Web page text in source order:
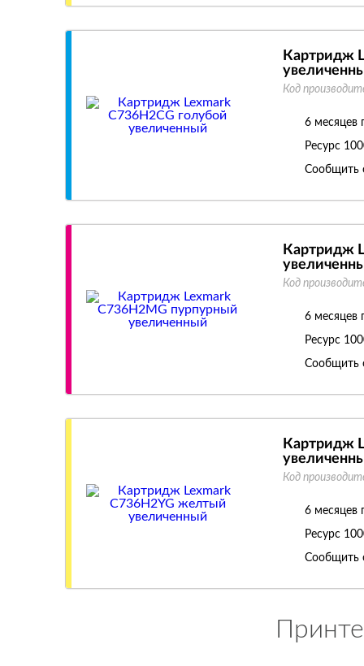
Картридж
Код
6 месяцев
Ресурс
Сообщить
Картридж
Код
6 месяцев
Ресурс
Сообщить
Картридж
Код
6 месяцев
Ресурс
Сообщить